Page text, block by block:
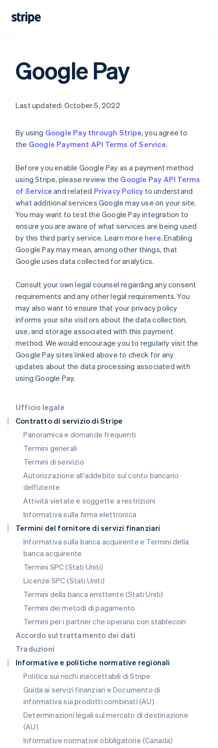
Ufficio legale
Contratto di servizio di Stripe
Panoramica e domande frequenti
Termini generali
Termini di servizio
Autorizzazione all'addebito sul conto bancario
dell'utente
Attività vietate e soggette a restrizioni
Informativa sulla firma elettronica
Termini del fornitore di servizi finanziari
Informativa sulla banca acquirente e Termini della
banca acquirente
Termini SPC (Stati Uniti)
Licenze SPC (Stati Uniti)
Termini della banca emittente (Stati Uniti)
Termini dei metodi di pagamento
Termini per i partner che operano con stablecoin
Accordo sul trattamento dei dati
Traduzioni
Informative e politiche normative regionali
Politica sui rischi inaccettabili di Stripe
Guida ai servizi finanziari e Documento di
informativa sui prodotti combinati (AU)
Determinazioni legali sul mercato di destinazione
(AU)
Informative normative obbligatorie (Canada)
Google Pay
Last updated: October 5, 2022
By using Google Pay through Stripe, you agree to
the Google Payment API Terms of Service.
Before you enable Google Pay as a payment method
using Stripe, please review the Google Pay API Terms
of Service and related Privacy Policy to understand
what additional services Google may use on your site.
You may want to test the Google Pay integration to
ensure you are aware of what services are being used
by this third party service. Learn more here. Enabling
Google Pay may mean, among other things, that
Google uses data collected for analytics.
Consult your own legal counsel regarding any consent
requirements and any other legal requirements. You
may also want to ensure that your privacy policy
informs your site visitors about the data collection,
use, and storage associated with this payment
method. We would encourage you to regularly visit the
Google Pay sites linked above to check for any
updates about the data processing associated with
using Google Pay.
Brasile
EnglishFrançais
Cina continentale
English
Danimarca
English
English
Estonia
Finlandia
Francia
Français English
Germania
DeutschEnglish
Giappone
English
Grecia
English
India
Irlanda
English
Italia
ItalianoEnglish
Lettonia
Deutsch English
Lituania
English
Lussemburgo
FrançaisDeutschEnglish
Malaysia
English 简体中文
Malta
English
Messico
Español English
Norvegia
English
English
Paesi Bassi
NederlandsEnglish
English
Portogallo
RAS di Hong Kong, Cina
English 简体中文
Regno Unito
Repubblica Ceca
English
Romania
Singapore
English简体中文
Slovacchia
English
EnglishItaliano